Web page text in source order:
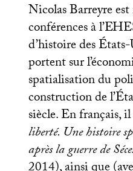
Nicolas Barreyre
conférences à l’
d’histoire des
portent sur
spatialisation du
construction de
siècle. En français,
liberté. Une histoire
après la guerre de